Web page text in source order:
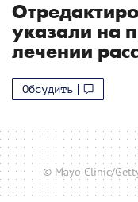
указали на
лечении
Обсудить
© Mayo Clinic/